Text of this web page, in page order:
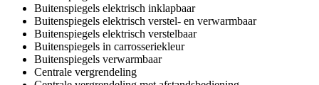
Buitenspiegels elektrisch inklapbaar
Buitenspiegels elektrisch verstel- en verwarmbaar
Buitenspiegels elektrisch verstelbaar
Buitenspiegels in carrosseriekleur
Buitenspiegels verwarmbaar
Centrale vergrendeling